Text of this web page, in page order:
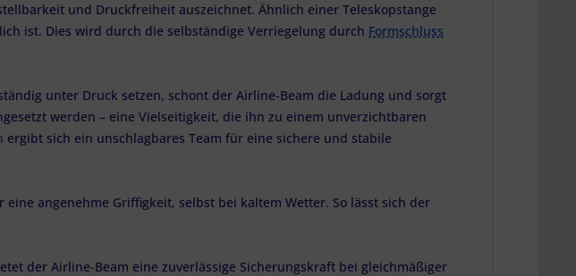
und Druckfreiheit auszeichnet. Ähnlich einer Teleskopstange
ist. Dies wird durch die selbständige Verriegelung durch Formschluss
unter Druck setzen, schont der Airline-Beam die Ladung und sorgt
werden – eine Vielseitigkeit, die ihn zu einem unverzichtbaren
ergibt sich ein unschlagbares Team für eine sichere und stabile
angenehme Griffigkeit, selbst bei kaltem Wetter. So lässt sich der
der Airline-Beam eine zuverlässige Sicherungskraft bei gleichmäßiger